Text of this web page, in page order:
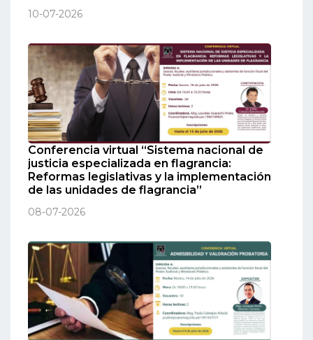
10-07-2026
Conferencia virtual “Sistema nacional de
justicia especializada en flagrancia:
Reformas legislativas y la implementación
de las unidades de flagrancia”
08-07-2026